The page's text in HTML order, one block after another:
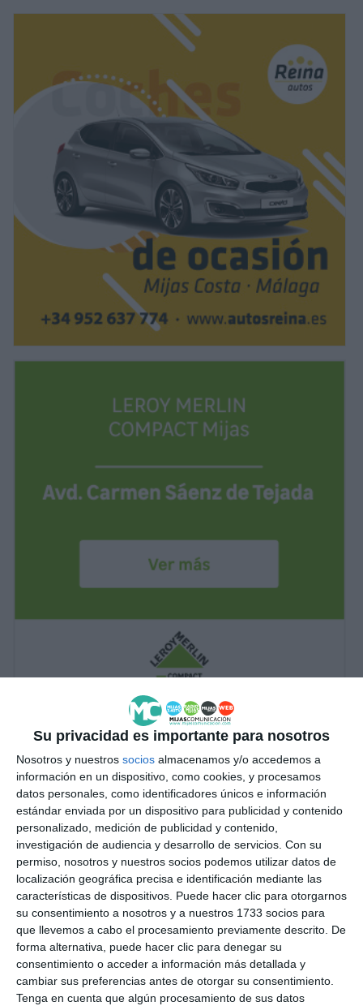
Su privacidad es importante para nosotros
Nosotros y nuestros socios almacenamos y/o accedemos a
información en un dispositivo, como cookies, y procesamos
datos personales, como identificadores únicos e información
estándar enviada por un dispositivo para publicidad y contenido
personalizado, medición de publicidad y contenido,
investigación de audiencia y desarrollo de servicios. Con su
permiso, nosotros y nuestros socios podemos utilizar datos de
localización geográfica precisa e identificación mediante las
características de dispositivos. Puede hacer clic para otorgarnos
su consentimiento a nosotros y a nuestros 1733 socios para
que llevemos a cabo el procesamiento previamente descrito. De
forma alternativa, puede hacer clic para denegar su
consentimiento o acceder a información más detallada y
cambiar sus preferencias antes de otorgar su consentimiento.
Tenga en cuenta que algún procesamiento de sus datos